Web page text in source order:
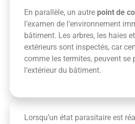
En parallèle, un autre point de
l’examen de l’environnement
bâtiment. Les arbres, les haies
extérieurs sont inspectés, car
comme les termites, peuvent se
l’extérieur du bâtiment.
Lorsqu’un état parasitaire est